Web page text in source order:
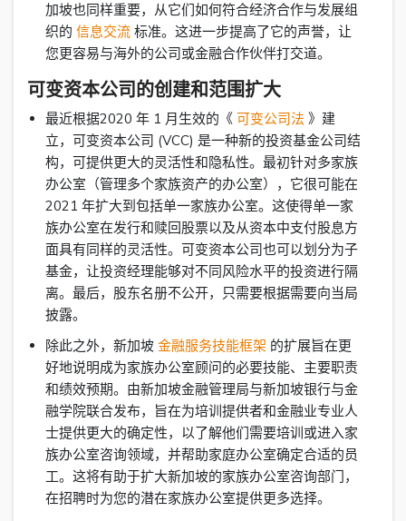
加坡也同样重要，从它们如何符合经济合作与发展组
织的 信息交流 标准。这进一步提高了它的声誉，让
您更容易与海外的公司或金融合作伙伴打交道。
可变资本公司的创建和范围扩大
最近根据2020 年 1 月生效的《 可变公司法 》建
立，可变资本公司 (VCC) 是一种新的投资基金公司结
构，可提供更大的灵活性和隐私性。最初针对多家族
办公室（管理多个家族资产的办公室），它很可能在
2021 年扩大到包括单一家族办公室。这使得单一家
族办公室在发行和赎回股票以及从资本中支付股息方
面具有同样的灵活性。可变资本公司也可以划分为子
基金，让投资经理能够对不同风险水平的投资进行隔
离。最后，股东名册不公开，只需要根据需要向当局
披露。
除此之外，新加坡 金融服务技能框架 的扩展旨在更
好地说明成为家族办公室顾问的必要技能、主要职责
和绩效预期。由新加坡金融管理局与新加坡银行与金
融学院联合发布，旨在为培训提供者和金融业专业人
士提供更大的确定性，以了解他们需要培训或进入家
族办公室咨询领域，并帮助家庭办公室确定合适的员
工。这将有助于扩大新加坡的家族办公室咨询部门，
在招聘时为您的潜在家族办公室提供更多选择。